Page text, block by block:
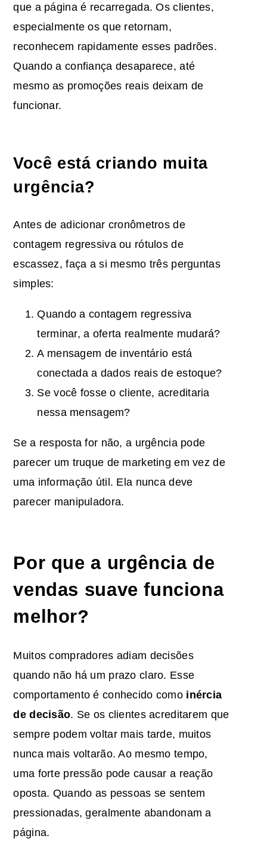
que a página é recarregada. Os clientes,
especialmente os que retornam,
reconhecem rapidamente esses padrões.
Quando a confiança desaparece, até
mesmo as promoções reais deixam de
funcionar.
Você está criando muita
urgência?
Antes de adicionar cronômetros de
contagem regressiva ou rótulos de
escassez, faça a si mesmo três perguntas
simples:
Quando a contagem regressiva
terminar, a oferta realmente mudará?
A mensagem de inventário está
conectada a dados reais de estoque?
Se você fosse o cliente, acreditaria
nessa mensagem?
Se a resposta for não, a urgência pode
parecer um truque de marketing em vez de
uma informação útil. Ela nunca deve
parecer manipuladora.
Por que a urgência de
vendas suave funciona
melhor?
Muitos compradores adiam decisões
quando não há um prazo claro. Esse
comportamento é conhecido como inércia
de decisão. Se os clientes acreditarem que
sempre podem voltar mais tarde, muitos
nunca mais voltarão. Ao mesmo tempo,
uma forte pressão pode causar a reação
oposta. Quando as pessoas se sentem
pressionadas, geralmente abandonam a
página.